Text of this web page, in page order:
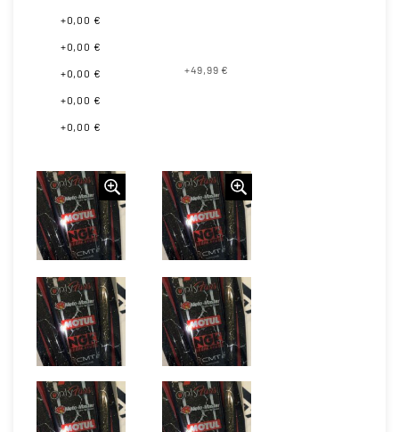
+0,00 €
+0,00 €
+0,00 €
+0,00 €
+0,00 €
+49,99 €